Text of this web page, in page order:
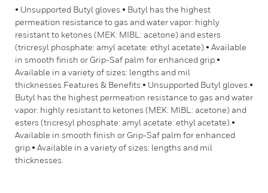
• Unsupported Butyl gloves.• Butyl has the highest
permeation resistance to gas and water vapor: highly
resistant to ketones (MEK: MIBL: acetone) and esters
(tricresyl phosphate: amyl acetate: ethyl acetate).• Available
in smooth finish or Grip-Saf palm for enhanced grip.•
Available in a variety of sizes: lengths and mil
thicknesses.Features & Benefits:• Unsupported Butyl gloves.•
Butyl has the highest permeation resistance to gas and water
vapor: highly resistant to ketones (MEK: MIBL: acetone) and
esters (tricresyl phosphate: amyl acetate: ethyl acetate).•
Available in smooth finish or Grip-Saf palm for enhanced
grip.• Available in a variety of sizes: lengths and mil
thicknesses.